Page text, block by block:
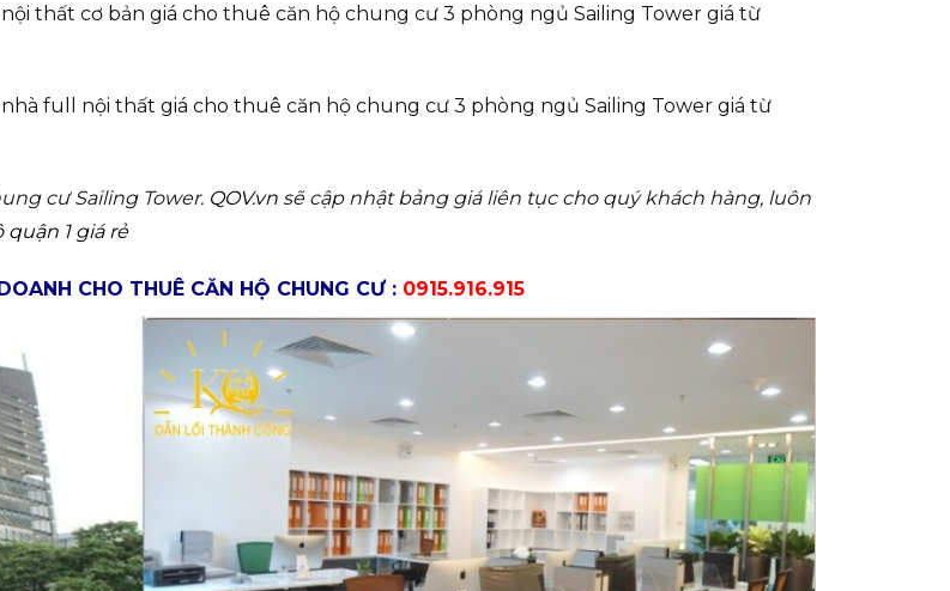
thất cơ bản giá cho thuê căn hộ chung cư 3 phòng ngủ Sailing Tower giá từ
full nội thất giá cho thuê căn hộ chung cư 3 phòng ngủ Sailing Tower giá từ
cư Sailing Tower. QOV.vn sẽ cập nhật bảng giá liên tục cho quý khách hàng, luôn
1 giá rẻ
CHO THUÊ CĂN HỘ CHUNG CƯ : 0915.916.915